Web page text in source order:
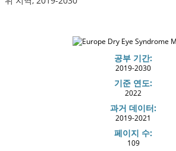
공부 기간:
2019-2030
기준 연도:
2022
과거 데이터:
2019-2021
페이지 수:
109